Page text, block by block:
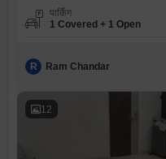
पार्किंग
1 Covered + 1 Open
R Ram Chandar
12